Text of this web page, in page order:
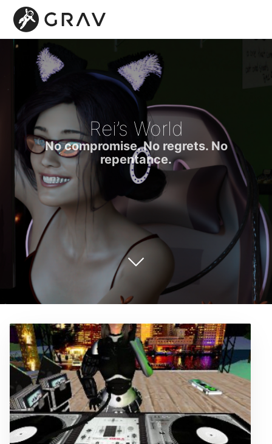
Rei’s World
No compromise. No regrets. No
repentance.